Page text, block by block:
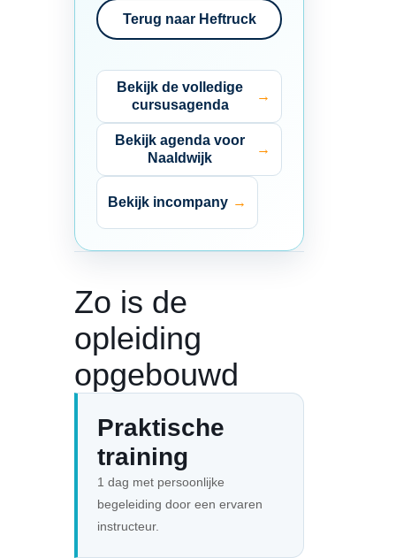
Terug naar Heftruck
Bekijk de volledige
cursusagenda
Bekijk agenda voor
Naaldwijk
Bekijk incompany
Zo is de
opleiding
opgebouwd
Praktische
training
1 dag met persoonlijke
begeleiding door een ervaren
instructeur.